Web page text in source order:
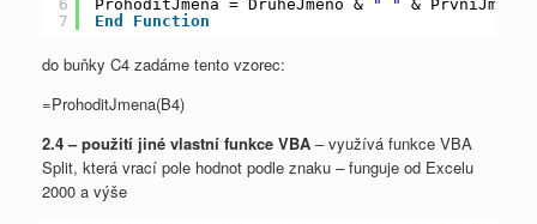
6
7
ProhoditJmena = DruheJmeno &
" "
& PrvniJmeno
End
Function
do buňky C4 zadáme tento vzorec:
=ProhoditJmena(B4)
2.4 – použití jiné vlastní funkce VBA – využívá funkce VBA
Split, která vrací pole hodnot podle znaku – funguje od Excelu
2000 a výše